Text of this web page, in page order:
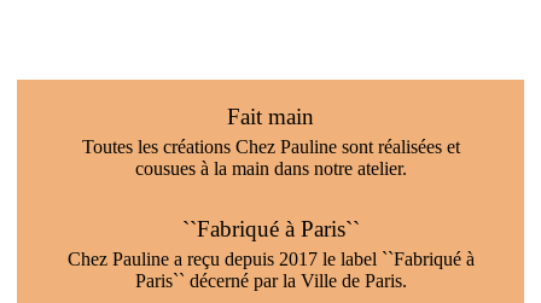
Fait main
Toutes les créations Chez Pauline sont réalisées et
cousues à la main dans notre atelier.
``Fabriqué à Paris``
Chez Pauline a reçu depuis 2017 le label ``Fabriqué à
Paris`` décerné par la Ville de Paris.